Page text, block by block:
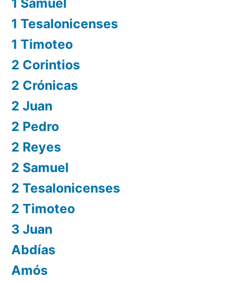
1 Tesalonicenses
1 Timoteo
2 Corintios
2 Crónicas
2 Juan
2 Pedro
2 Reyes
2 Samuel
2 Tesalonicenses
2 Timoteo
3 Juan
Abdías
Amós